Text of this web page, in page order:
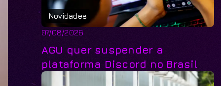
Novidades
07/08/2026
AGU quer suspender a
plataforma Discord no Brasil